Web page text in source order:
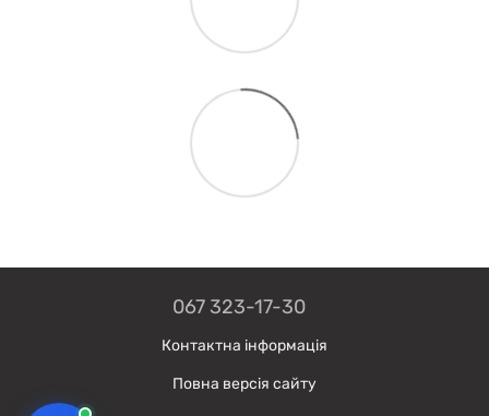
067 323-17-30
Контактна інформація
Повна версія сайту